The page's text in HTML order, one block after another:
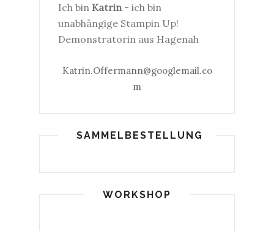
Ich bin Katrin - ich bin
unabhängige Stampin Up!
Demonstratorin aus Hagenah
Katrin.Offermann@googlemail.co
m
SAMMELBESTELLUNG
WORKSHOP